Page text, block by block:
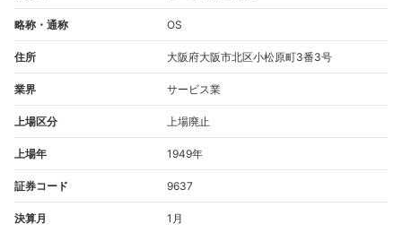
略称・通称 OS
住所 大阪府大阪市北区小松原町3番3号
業界 サービス業
上場区分 上場廃止
上場年 1949年
証券コード 9637
決算月 1月